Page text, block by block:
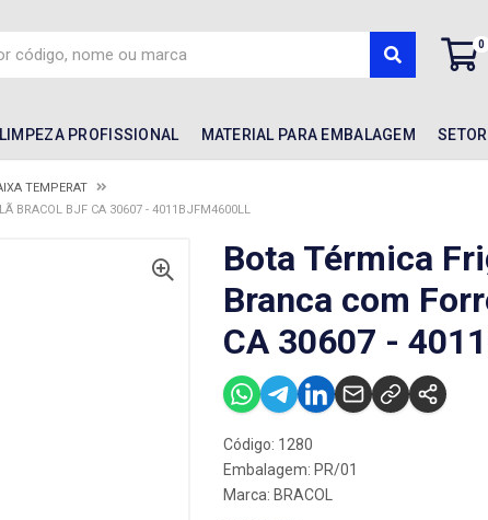
0
LIMPEZA PROFISSIONAL MATERIAL PARA EMBALAGEM
TEMPERAT
BRACOL BJF CA 30607 - 4011BJFM4600LL
Bota Térmica
Branca com
CA 30607 -
Código: 1280
Embalagem: PR/01
Marca: BRACOL